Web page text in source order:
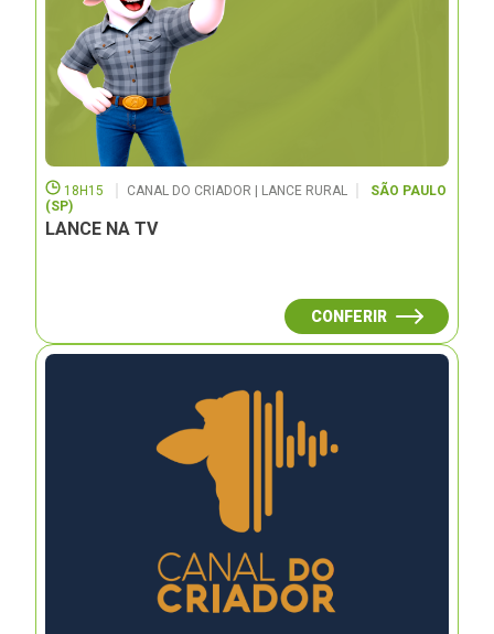
18H15 CANAL DO CRIADOR | LANCE RURAL
SÃO PAULO
(SP)
LANCE NA TV
CONFERIR